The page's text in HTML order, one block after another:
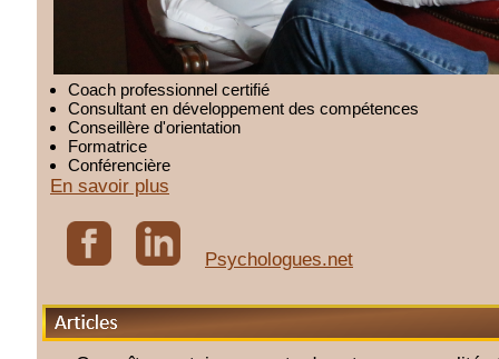
Coach professionnel certifié
Consultant en développement des compétences
Conseillère d'orientation
Formatrice
Conférencière
En savoir plus
Psychologues.net
Articles